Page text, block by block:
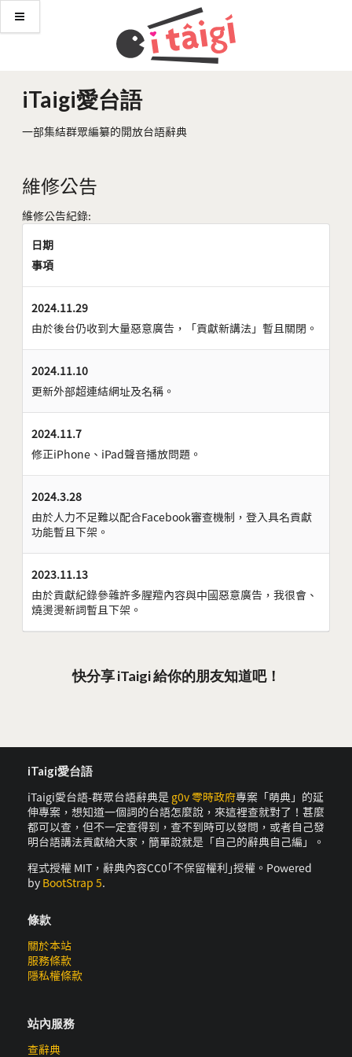
iTaigi愛台語
一部集結群眾編纂的開放台語辭典
維修公告
維修公告紀錄:
日期
事項
2024.11.29
由於後台仍收到大量惡意廣告，「貢獻新講法」暫且關閉。
2024.11.10
更新外部超連結網址及名稱。
2024.11.7
修正iPhone、iPad聲音播放問題。
2024.3.28
由於人力不足難以配合Facebook審查機制，登入具名貢獻
功能暫且下架。
2023.11.13
由於貢獻紀錄參雜許多腥羶內容與中國惡意廣告，我很會、
燒燙燙新詞暫且下架。
快分享 iTaigi 給你的朋友知道吧！
iTaigi愛台語
iTaigi愛台語-群眾台語辭典是 g0v 零時政府專案「萌典」的延
伸專案，想知道一個詞的台語怎麼說，來這裡查就對了！甚麼
都可以查，但不一定查得到，查不到時可以發問，或者自己發
明台語講法貢獻給大家，簡單說就是「自己的辭典自己編」。
程式授權 MIT，辭典內容CC0｢不保留權利｣授權。Powered
by BootStrap 5.
條款
關於本站
服務條款
隱私權條款
站內服務
查辭典